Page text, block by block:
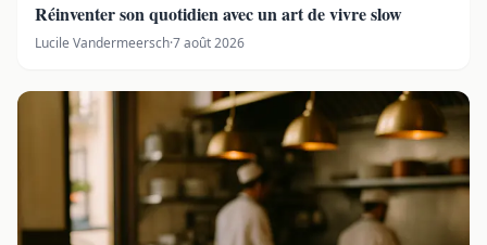
Réinventer son quotidien avec un art de vivre slow
Lucile Vandermeersch·7 août 2026